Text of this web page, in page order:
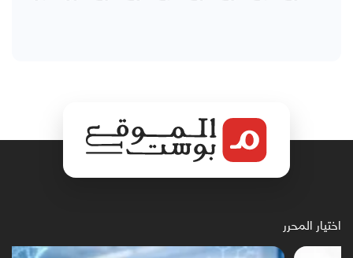
اختيار المحرر